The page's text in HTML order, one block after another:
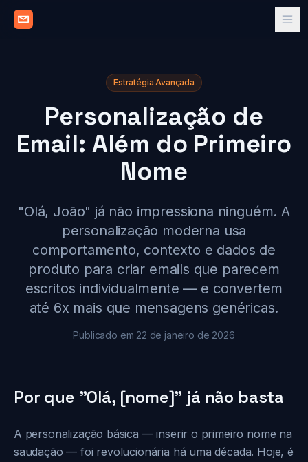
Estratégia Avançada
Personalização de
Email: Além do Primeiro
Nome
"Olá, João" já não impressiona ninguém. A
personalização moderna usa
comportamento, contexto e dados de
produto para criar emails que parecem
escritos individualmente — e convertem
até 6x mais que mensagens genéricas.
Publicado em 22 de janeiro de 2026
Por que "Olá, [nome]" já não basta
A personalização básica — inserir o primeiro nome na
saudação — foi revolucionária há uma década. Hoje, é